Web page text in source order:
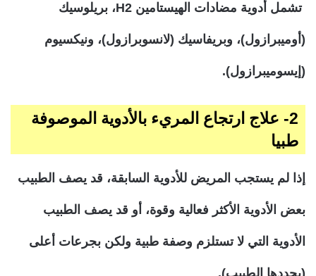
تشمل أدوية مضادات الهيستامين H2، بريلوسيك
(أوميبرازول)، وبريفاسيك (لانسوبرازول)، ونيكسيوم
(إيسوميبرازول).
2- علاج ارتجاع المريء بالأدوية الموصوفة
طبيا
إذا لم يستجب المريض للأدوية السابقة، قد يصف الطبيب
بعض الأدوية الأكثر فعالية وقوة، أو قد يصف الطبيب
الأدوية التي لا تستلزم وصفة طبية ولكن بجرعات أعلى
(يحددها الطبيب).